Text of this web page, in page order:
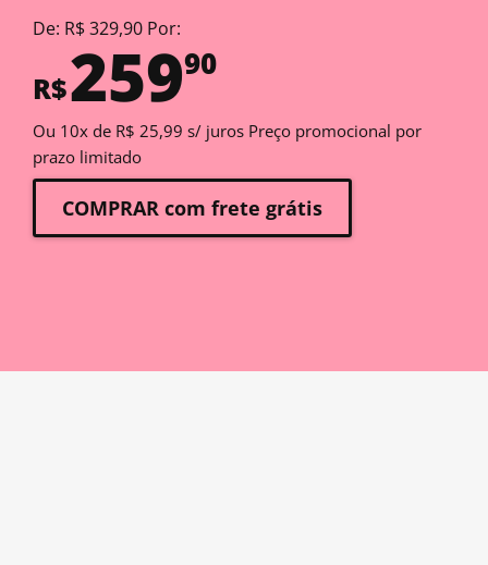
De: R$ 329,90 Por:
R$25990
Ou 10x de R$ 25,99 s/ juros Preço promocional por
prazo limitado
COMPRAR com frete grátis